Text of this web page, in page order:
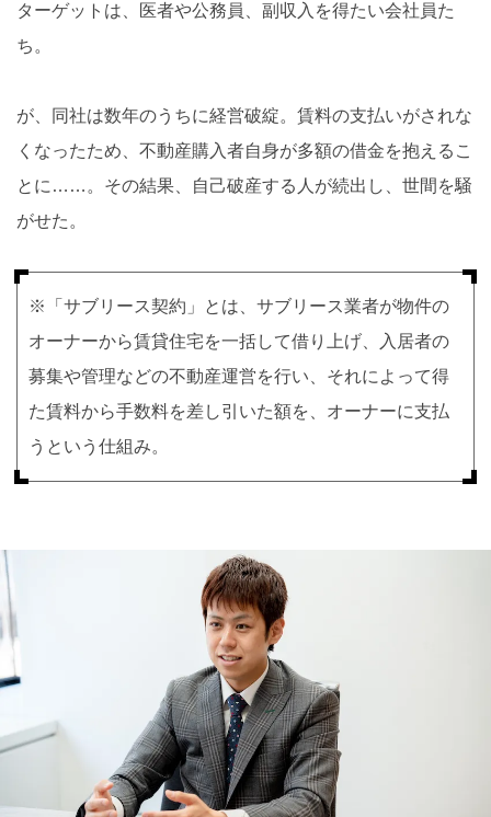
ターゲットは、医者や公務員、副収入を得たい会社員た
ち。
が、同社は数年のうちに経営破綻。賃料の支払いがされな
くなったため、不動産購入者自身が多額の借金を抱えるこ
とに……。その結果、自己破産する人が続出し、世間を騒
がせた。
※「サブリース契約」とは、サブリース業者が物件の
オーナーから賃貸住宅を一括して借り上げ、入居者の
募集や管理などの不動産運営を行い、それによって得
た賃料から手数料を差し引いた額を、オーナーに支払
うという仕組み。